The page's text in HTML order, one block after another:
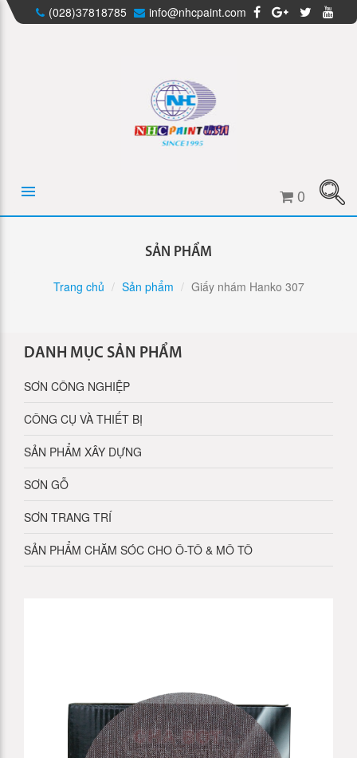
(028)37818785 info@nhcpaint.com
0
SẢN PHẨM
Trang chủ Sản phẩm Giấy nhám Hanko 307
DANH MỤC SẢN PHẨM
SƠN CÔNG NGHIỆP
CÔNG CỤ VÀ THIẾT BỊ
SẢN PHẨM XÂY DỰNG
SƠN GỖ
SƠN TRANG TRÍ
SẢN PHẨM CHĂM SÓC CHO Ô-TÔ & MÔ TÔ